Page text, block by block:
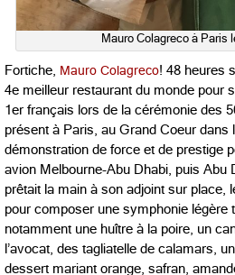
Mauro Colagreco à Paris
Fortiche, Mauro Colagreco! 48 heures
4e meilleur restaurant du monde pour
1er français lors de la cérémonie des
présent à Paris, au Grand Coeur dans
démonstration de force et de prestige
avion Melbourne-Abu Dhabi, puis Abu
prêtait la main à son adjoint sur place,
pour composer une symphonie légère
notamment une huître à la poire, un
l’avocat, des tagliatelle de calamars,
dessert mariant orange, safran,